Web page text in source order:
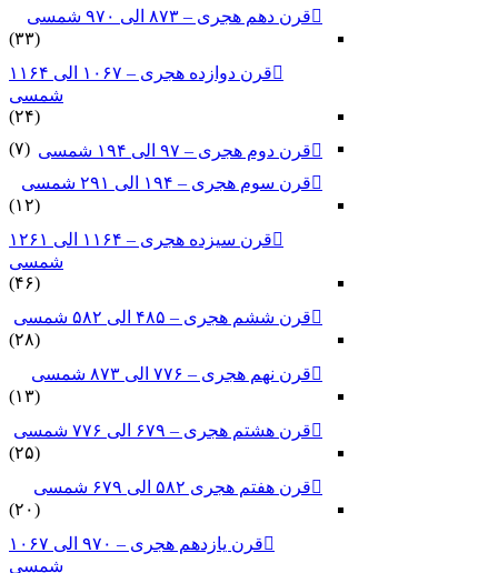
قرن دهم هجری – ۸۷۳ الی ۹۷۰ شمسی
(۳۳)
قرن دوازده هجری – ۱۰۶۷ الی ۱۱۶۴
شمسی
(۲۴)
قرن دوم هجری – ۹۷ الی ۱۹۴ شمسی
(۷)
قرن سوم هجری – ۱۹۴ الی ۲۹۱ شمسی
(۱۲)
قرن سیزده هجری – ۱۱۶۴ الی ۱۲۶۱
شمسی
(۴۶)
قرن ششم هجری – ۴۸۵ الی ۵۸۲ شمسی
(۲۸)
قرن نهم هجری – ۷۷۶ الی ۸۷۳ شمسی
(۱۳)
قرن هشتم هجری – ۶۷۹ الی ۷۷۶ شمسی
(۲۵)
قرن هفتم هجری ۵۸۲ الی ۶۷۹ شمسی
(۲۰)
قرن یازدهم هجری – ۹۷۰ الی ۱۰۶۷
شمسی